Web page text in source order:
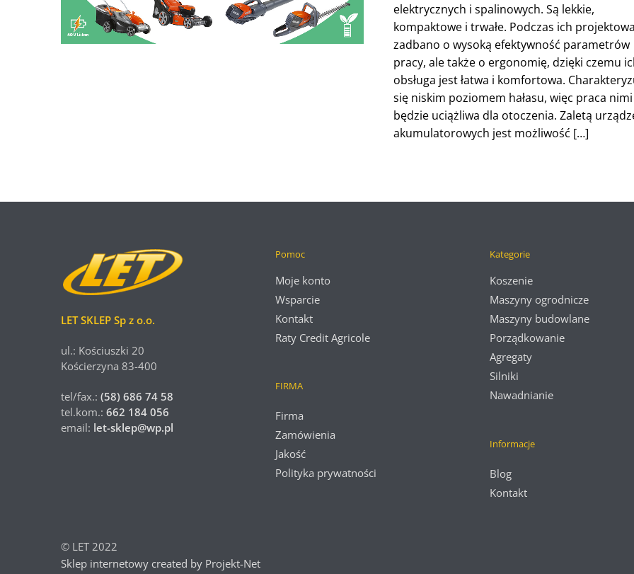
elektrycznych i spalinowych. Są lekkie,
kompaktowe i trwałe. Podczas ich
zadbano o wysoką efektywność parametrów
pracy, ale także o ergonomię, dzięki czemu
obsługa jest łatwa i komfortowa.
się niskim poziomem hałasu, więc praca
będzie uciążliwa dla otoczenia. Zaletą
akumulatorowych jest możliwość […]
LET SKLEP Sp z o.o.
ul.: Kościuszki 20
Kościerzyna 83-400
tel/fax.: (58) 686 74 58
tel.kom.: 662 184 056
email: let-sklep@wp.pl
Pomoc
Moje konto
Wsparcie
Kontakt
Raty Credit Agricole
FIRMA
Firma
Zamówienia
Jakość
Polityka prywatności
Kategorie
Koszenie
Maszyny ogrodnicze
Maszyny budowlane
Porządkowanie
Agregaty
Silniki
Nawadnianie
Informacje
Blog
Kontakt
© LET 2022
Sklep internetowy created by Projekt-Net